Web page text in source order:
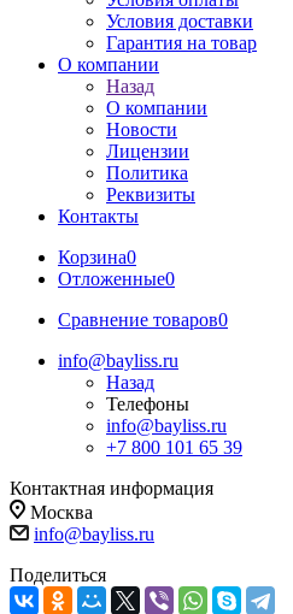
Условия доставки
Гарантия на товар
О компании
Назад
О компании
Новости
Лицензии
Политика
Реквизиты
Контакты
Корзина0
Отложенные0
Сравнение товаров0
info@bayliss.ru
Назад
Телефоны
info@bayliss.ru
+7 800 101 65 39
Контактная информация
Москва
info@bayliss.ru
Поделиться